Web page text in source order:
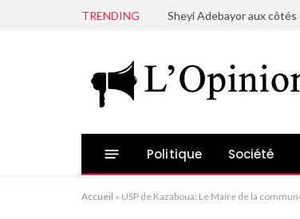
TRENDING
Politique Société
Accueil » USP de Kazaboua: Le Maire de la